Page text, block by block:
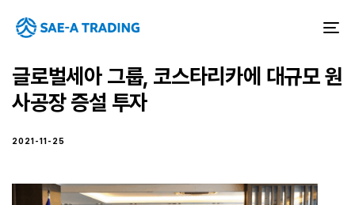
글로벌세아 그룹, 코스타리카에 대규모 원
사공장 증설 투자
2021-11-25